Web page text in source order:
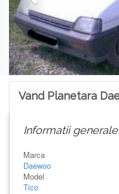
Vand Planetara
Informatii generale
Marca
Daewoo
Model
Tico